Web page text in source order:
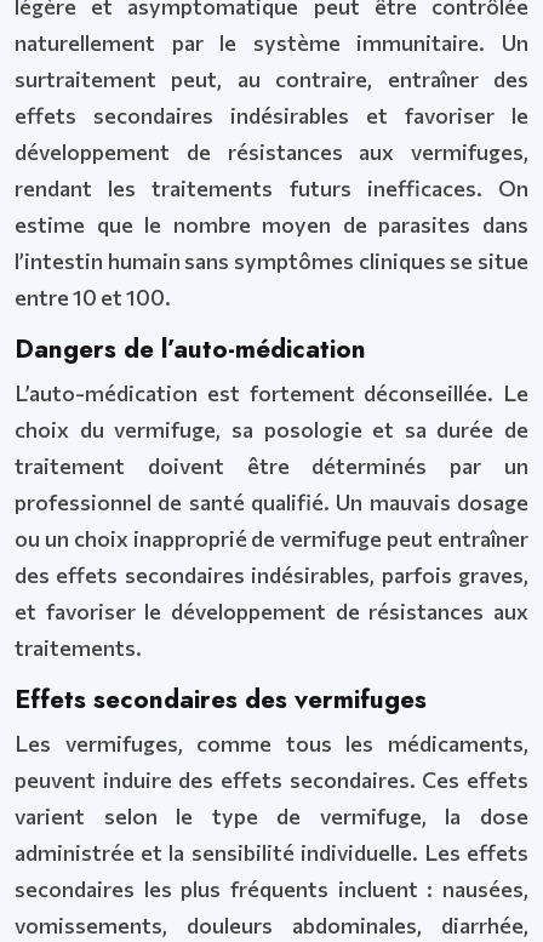
légère et asymptomatique peut être contrôlée
naturellement par le système immunitaire. Un
surtraitement peut, au contraire, entraîner des
effets secondaires indésirables et favoriser le
développement de résistances aux vermifuges,
rendant les traitements futurs inefficaces. On
estime que le nombre moyen de parasites dans
l’intestin humain sans symptômes cliniques se situe
entre 10 et 100.
Dangers de l’auto-médication
L’auto-médication est fortement déconseillée. Le
choix du vermifuge, sa posologie et sa durée de
traitement doivent être déterminés par un
professionnel de santé qualifié. Un mauvais dosage
ou un choix inapproprié de vermifuge peut entraîner
des effets secondaires indésirables, parfois graves,
et favoriser le développement de résistances aux
traitements.
Effets secondaires des vermifuges
Les vermifuges, comme tous les médicaments,
peuvent induire des effets secondaires. Ces effets
varient selon le type de vermifuge, la dose
administrée et la sensibilité individuelle. Les effets
secondaires les plus fréquents incluent : nausées,
vomissements, douleurs abdominales, diarrhée,